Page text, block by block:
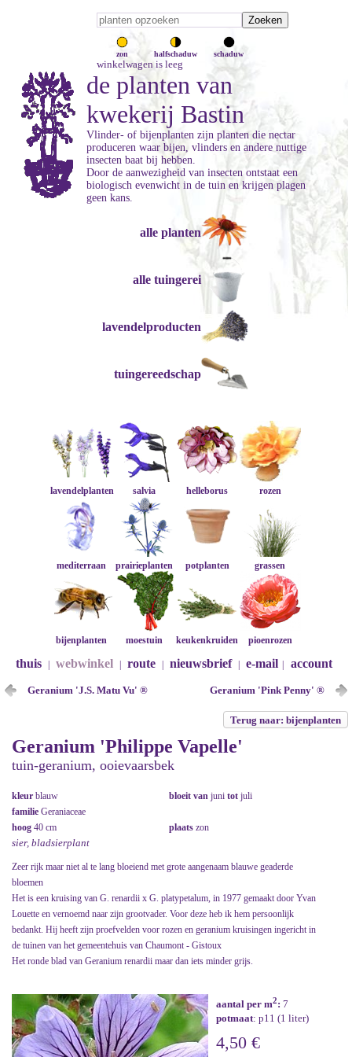
zon halfschaduw schaduw
winkelwagen is leeg
de planten van
kwekerij Bastin
Vlinder- of bijenplanten zijn planten die nectar
produceren waar bijen, vlinders en andere nuttige
insecten baat bij hebben.
Door de aanwezigheid van insecten ontstaat een
biologisch evenwicht in de tuin en krijgen plagen
geen kans.
alle planten
alle tuingerei
lavendelproducten
tuingereedschap
lavendelplanten salvia helleborus rozen
mediterraan prairieplanten potplanten grassen
bijenplanten moestuin keukenkruiden pioenrozen
thuis webwinkel route nieuwsbrief e-mail account
Geranium 'J.S. Matu Vu' ® Geranium 'Pink Penny' ®
Terug naar: bijenplanten
Geranium 'Philippe Vapelle'
tuin-geranium, ooievaarsbek
kleur blauw bloeit van juni tot juli
familie Geraniaceae
hoog 40 cm plaats zon
sier, bladsierplant
Zeer rijk maar niet al te lang bloeiend met grote aangenaam blauwe geaderde
bloemen
Het is een kruising van G. renardii x G. platypetalum, in 1977 gemaakt door Yvan
Louette en vernoemd naar zijn grootvader. Voor deze heb ik hem persoonlijk
bedankt. Hij heeft zijn proefvelden voor rozen en geranium kruisingen ingericht in
de tuinen van het gemeentehuis van Chaumont - Gistoux
Het ronde blad van Geranium renardii maar dan iets minder grijs.
aantal per m2: 7
potmaat: p11 (1 liter)
4,50 €